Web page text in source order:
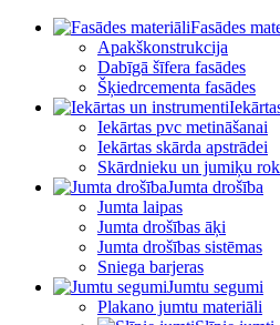
Fasādes
Apakškonstrukcija
Dabīgā šīfera fasādes
Šķiedrcementa fasādes
Iekārtas pvc metināšanai
Iekārtas skārda apstrādei
Skārdnieku un jumiķu
Jumta drošība
Jumta laipas
Jumta drošības āķi
Jumta drošības sistēmas
Sniega barjeras
Jumtu segumi
Plakano jumtu materiāli